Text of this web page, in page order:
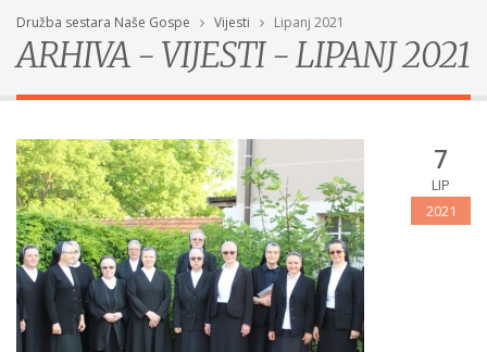
Družba sestara Naše Gospe Vijesti Lipanj 2021
ARHIVA - VIJESTI - LIPANJ 2021
7
LIP
2021